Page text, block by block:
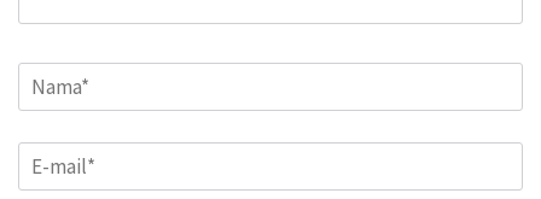
Name*
Email*